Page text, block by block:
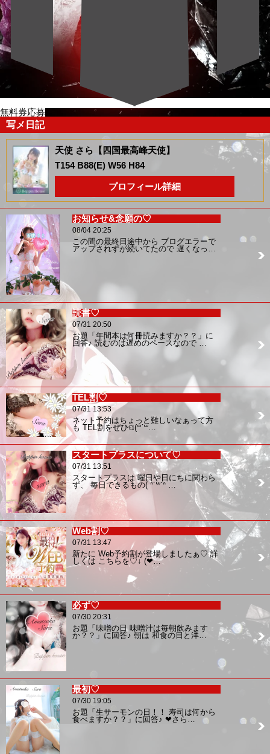
無料券応募
写メ日記
天使 さら【四国最高峰天使】
T154 B88(E) W56 H84
プロフィール詳細
お知らせ&念願の♡
08/04 20:25
この間の最終日途中から ブログエラーで
アップされずが続いてたので 遅くなっ…
読書♡
07/31 20:50
お題「年間本は何冊読みますか？？」に
回答♪ 読むのは遅めのペースなので …
TEL割♡
07/31 13:53
ネット予約はちょっと難しいなぁって方
も TEL割をぜひପ(꒪ˊ꒳…
スタートプラスについて♡
07/31 13:51
スタートプラスは 曜日や日にちに関わら
ず、 毎日できるもの( ᐢ˙꒳​˙ᐢ …
Web割♡
07/31 13:47
新たに Web予約割が登場しましたぁ♡ 詳
しくは こちらを♡↓ (❤…
必ず♡
07/30 20:31
お題「味噌の日 味噌汁は毎朝飲みます
か？？」に回答♪ 朝は 和食の日と洋…
最初♡
07/30 19:05
お題「生サーモンの日！！ 寿司は何から
食べますか？？」に回答♪ ❤︎さら…